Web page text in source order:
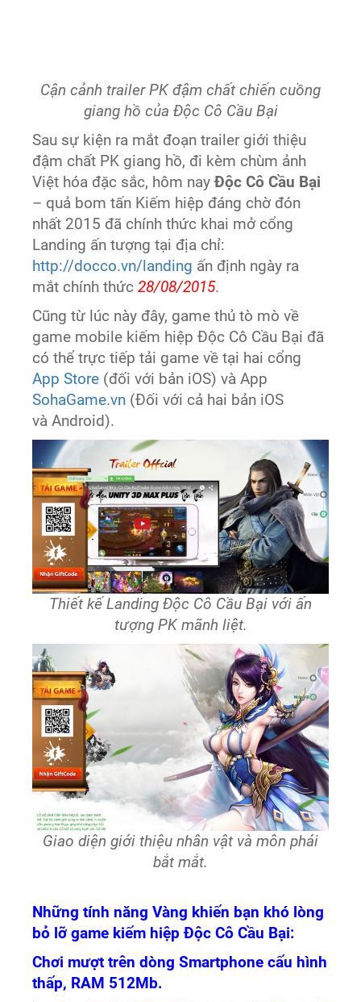
Cận cảnh trailer PK đậm chất chiến cuồng
giang hồ của Độc Cô Cầu Bại
Sau sự kiện ra mắt đoạn trailer giới thiệu
đậm chất PK giang hồ, đi kèm chùm ảnh
Việt hóa đặc sắc, hôm nayĐộc Cô Cầu Bại
– quả bom tấn Kiếm hiệp đáng chờ đón
nhất 2015 đã chính thức khai mở cổng
Landing ấn tượng tại địa chỉ:
http://docco.vn/landing ấn định ngày ra
mắt chính thức28/08/2015.
Cũng từ lúc này đây, game thủ tò mò về
game mobile kiếm hiệp Độc Cô Cầu Bại đã
có thể trực tiếp tải game về tại hai cổng
App Store (đối với bản iOS) và App
SohaGame.vn (Đối với cả hai bản iOS
và Android).
Thiết kế Landing Độc Cô Cầu Bại với ấn
tượng PK mãnh liệt.
Giao diện giới thiệu nhân vật và môn phái
bắt mắt.
Những tính năng Vàng khiến bạn khó lòng
bỏ lỡ game kiếm hiệp Độc Cô Cầu Bại:
Chơi mượt trên dòng Smartphone cấu hình
thấp, RAM 512Mb.